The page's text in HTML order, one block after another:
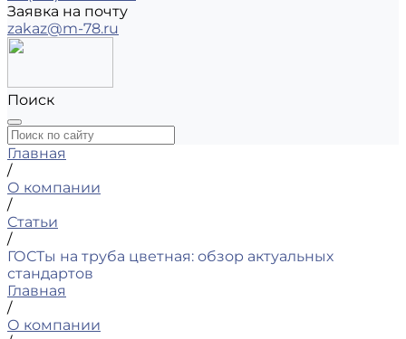
Заявка на почту
zakaz@m-78.ru
Поиск
Главная
/
О компании
/
Статьи
/
ГОСТы на труба цветная: обзор актуальных
стандартов
Главная
/
О компании